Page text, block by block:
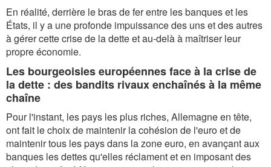
En réalité, derrière le bras de fer entre les banques et les
États, il y a une profonde impuissance des uns et des autres
à gérer cette crise de la dette et au-delà à maîtriser leur
propre économie.
Les bourgeoisies européennes face à la crise de
la dette : des bandits rivaux enchaînés à la même
chaîne
Pour l'instant, les pays les plus riches, Allemagne en tête,
ont fait le choix de maintenir la cohésion de l'euro et de
maintenir tous les pays dans la zone euro, en avançant aux
banques les dettes qu'elles réclament et en imposant des